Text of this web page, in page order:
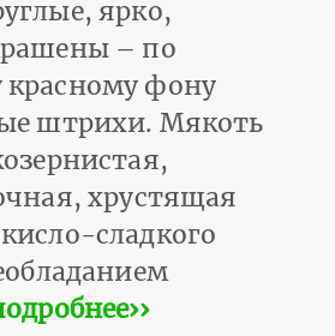
ярко,
– по
фону
штрихи. Мякоть
хрустящая
сладкого